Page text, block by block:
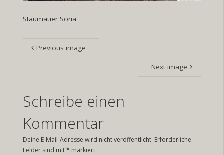
Staumauer Soria
Previous image
Next image
Schreibe einen
Kommentar
Deine E-Mail-Adresse wird nicht veröffentlicht. Erforderliche
Felder sind mit* markiert